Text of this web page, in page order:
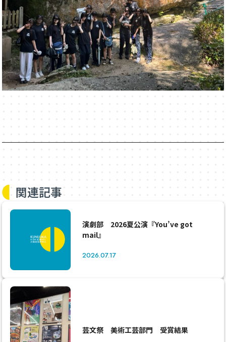
関連記事
演劇部 2026夏公演『You’ve got
mail』
2026.07.17
芸文祭 美術工芸部門 受賞結果